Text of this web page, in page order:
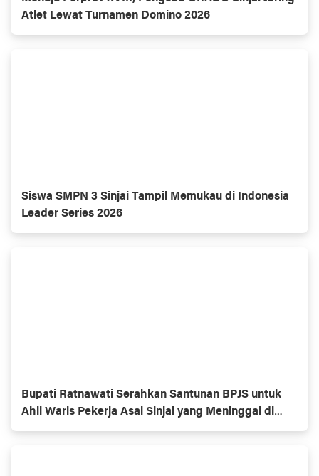
Atlet Lewat Turnamen Domino 2026
Siswa SMPN 3 Sinjai Tampil Memukau di Indonesia
Leader Series 2026
Bupati Ratnawati Serahkan Santunan BPJS untuk
Ahli Waris Pekerja Asal Sinjai yang Meninggal di
Morowali